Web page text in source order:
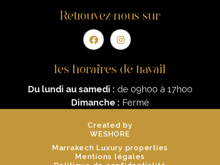
Retrouvez-nous sur
les horaires de travail
Du lundi au samedi : de 09h00 à 17h00
Dimanche : Fermé
Created by
WESHORE
Marrakech Luxury properties
Mentions légales